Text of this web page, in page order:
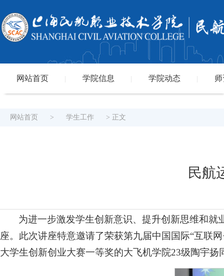
网站首页 学院信息 学院动态
网站首页 > 学生工作 > 正文
民航
为进一步激发学生创新意识、提升创新思维和
座。此次讲座特意邀请了荣获第九届中国国际“互联
大学生创新创业大赛一等奖的大飞机学院23级陶宇